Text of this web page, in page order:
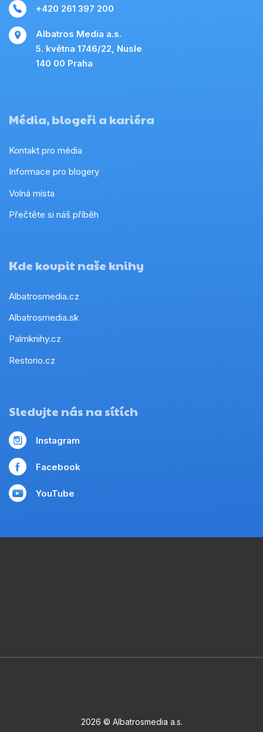
+420 261 397 200
Albatros Media a.s.
5. května 1746/22, Nusle
140 00 Praha
Média, blogeři a kariéra
Kontakt pro média
Informace pro blogery
Volná místa
Přečtěte si náš příběh
Kde koupit naše knihy
Albatrosmedia.cz
Albatrosmedia.sk
Palmknihy.cz
Restorio.cz
Sledujte nás na sítích
Instagram
Facebook
YouTube
2026 © Albatrosmedia a.s.